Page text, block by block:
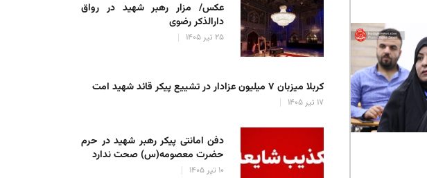
عکس/ مزار رهبر شهید در رواق
دارالذکر رضوی
۲۵ تیر ۱۴۰۵
کربلا میزبان ۷ میلیون عزادار در تشییع پیکر قائد شهید امت
۱۷ تیر ۱۴۰۵
دفن امانتی پیکر رهبر شهید در حرم
حضرت معصومه(س) صحت ندارد
۱۰ تیر ۱۴۰۵